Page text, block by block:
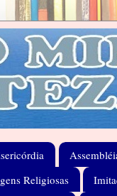
Religiosas